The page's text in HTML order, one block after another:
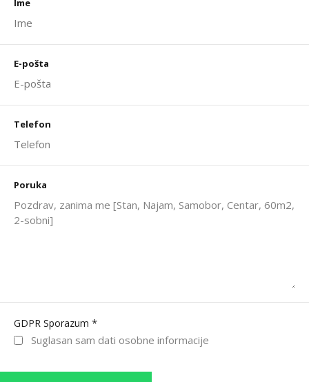
Ime
E-pošta
Telefon
Poruka
GDPR Sporazum *
Suglasan sam dati osobne informacije